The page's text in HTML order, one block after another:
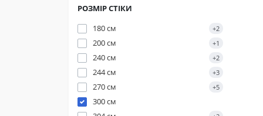
РОЗМІР СТІКИ
180 см
+2
200 см +1
240 см +2
244 см +3
270 см +5
300 см